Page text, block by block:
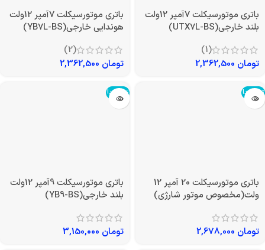
باتری موتورسیکلت 7آمپر 12ولت
بلند خارجی(UTX7L-BS)
(1)
تومان
باتری موتورسیکلت 7آمپر 12ولت
هوندایی خارجی(YB7L-BS)
(2)
تومان
تمام شد!
باتری موتورسیکلت 20 آمپر 12
ولت(مخصوص موتور شارژی)
تومان
تمام شد!
باتری موتورسیکلت 9آمپر 12ولت
بلند خارجی(YB9-BS)
تومان